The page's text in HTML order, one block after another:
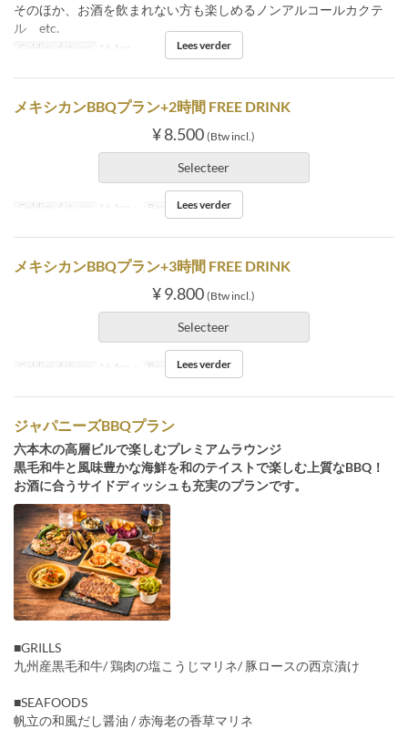
そのほか、お酒を飲まれない方も楽しめるノンアルコールカクテ
ル etc.
Geldige datums 16 Apr ~ Lees verder
メキシカンBBQプラン+2時間 FREE DRINK
¥ 8.500 (Btw incl.)
Selecteer
Geldige datums 16 Apr ~ Bestellimiet 2 ~
Lees verder
メキシカンBBQプラン+3時間 FREE DRINK
¥ 9.800 (Btw incl.)
Selecteer
Geldige datums 16 Apr ~ Bestellimiet 2 ~
Lees verder
ジャパニーズBBQプラン
六本木の高層ビルで楽しむプレミアムラウンジ
黒毛和牛と風味豊かな海鮮を和のテイストで楽しむ上質なBBQ！
お酒に合うサイドディッシュも充実のプランです。
■GRILLS
九州産黒毛和牛/ 鶏肉の塩こうじマリネ/ 豚ロースの西京漬け
■SEAFOODS
帆立の和風だし醤油 / 赤海老の香草マリネ